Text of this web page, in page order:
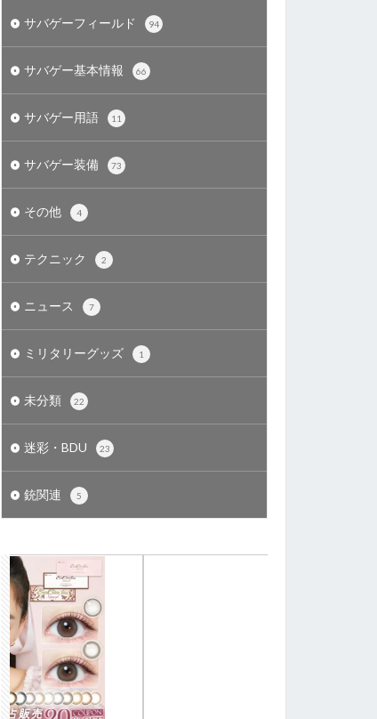
サバゲーフィールド 94
サバゲー基本情報 66
サバゲー用語 11
サバゲー装備 73
その他 4
テクニック 2
ニュース 7
ミリタリーグッズ 1
未分類 22
迷彩・BDU 23
銃関連 5